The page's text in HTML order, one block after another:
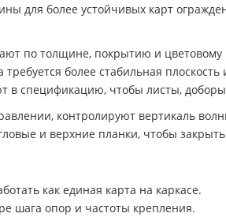
для более устойчивых карт
по толщине, покрытию и
более стабильная
в спецификацию, чтобы листы,
контролируют вертикаль
и верхние планки, чтобы
как единая карта на каркасе.
шага опор и частоты крепления.